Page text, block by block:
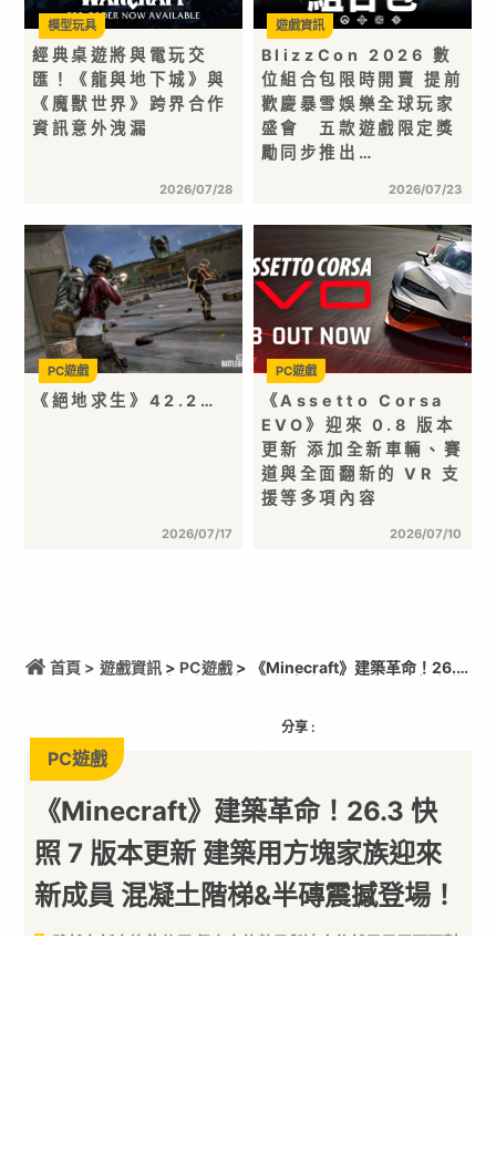
經典桌遊將與電玩交
匯！《龍與地下城》與
《魔獸世界》跨界合作
資訊意外洩漏
2026/07/28
模型玩具
BlizzCon 2026 數
位組合包限時開賣 提前
歡慶暴雪娛樂全球玩家
盛會 五款遊戲限定獎
勵同步推出…
2026/07/23
遊戲資訊
《絕地求生》42.2…
2026/07/17
PC遊戲
《Assetto Corsa
EVO》迎來 0.8 版本
更新 添加全新車輛、賽
道與全面翻新的 VR 支
援等多項內容
2026/07/10
PC遊戲
首頁 > 遊戲資訊> PC遊戲> 《Minecraft》建築革命！26.3
分享 :
PC遊戲
《Minecraft》建築革命！26.3 快
照 7 版本更新 建築用方塊家族迎來
新成員 混凝土階梯&半磚震撼登場！